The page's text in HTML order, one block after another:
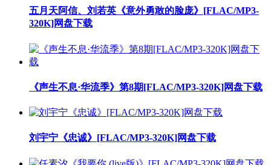
五月天阿信、刘若英《意外勇敢的脸庞》[FLAC/MP3-
320K]网盘下载
《声生不息·华流季》第8期[FLAC/MP3-320K]网盘下载
刘宇宁《忠诚》[FLAC/MP3-320K]网盘下载